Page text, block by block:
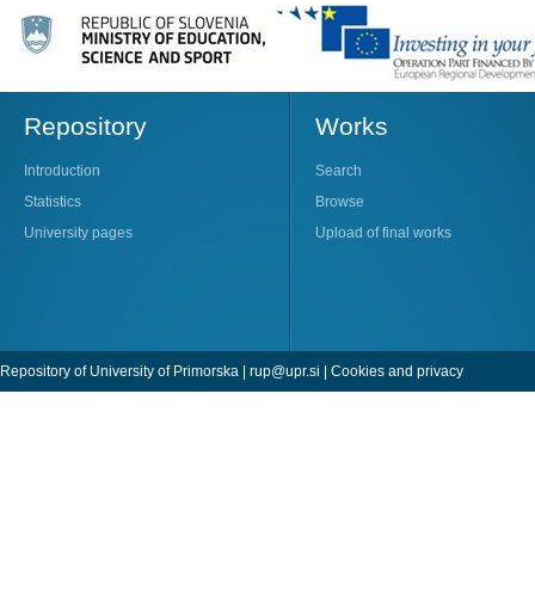
Repository
Introduction
Statistics
University pages
Works
Search
Browse
Upload of final works
Repository of University of Primorska | rup@upr.si | Cookies and privacy